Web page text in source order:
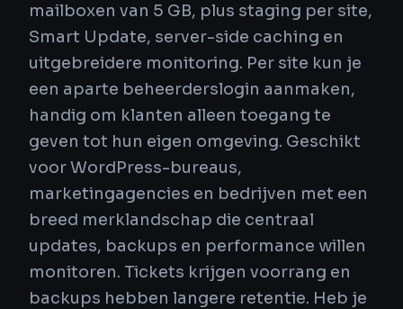
mailboxen van 5 GB, plus staging per site,
Smart Update, server-side caching en
uitgebreidere monitoring. Per site kun je
een aparte beheerderslogin aanmaken,
handig om klanten alleen toegang te
geven tot hun eigen omgeving. Geschikt
voor WordPress-bureaus,
marketingagencies en bedrijven met een
breed merklandschap die centraal
updates, backups en performance willen
monitoren. Tickets krijgen voorrang en
backups hebben langere retentie. Heb je